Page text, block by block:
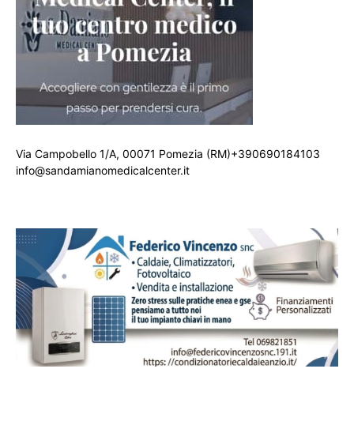
Via Campobello 1/A, 00071 Pomezia (RM)+390690184103
info@sandamianomedicalcenter.it